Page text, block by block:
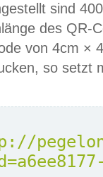
sind
des QR-
von 4cm ×
so setzt